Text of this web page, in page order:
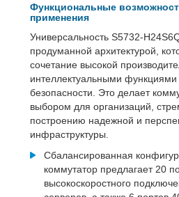
Функциональные
применения
Универсальность S5732-
продуманной архитектурой,
сочетание высокой
интеллектуальными
безопасности. Это делает
выбором для организаций,
построению надежной и
инфраструктуры.
Сбалансированная
коммутатор предлагает 20
высокоскоростного